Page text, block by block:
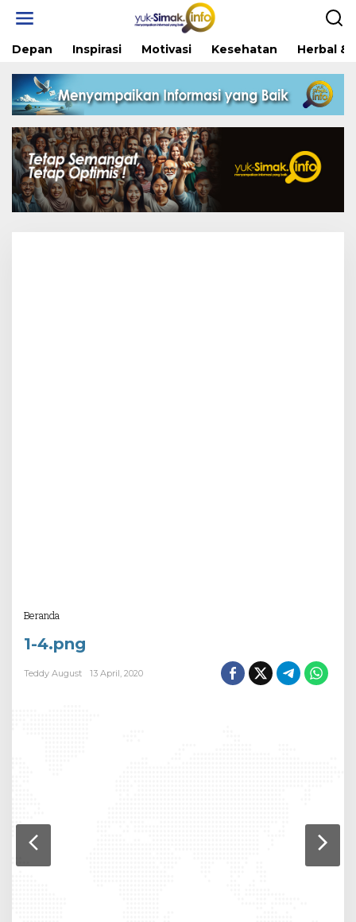
Depan Inspirasi Motivasi Kesehatan Herbal &
Beranda
1-4.png
Teddy August 13 April, 2020